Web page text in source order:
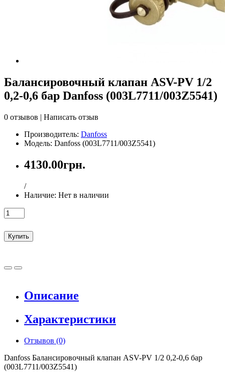
Балансировочный клапан ASV-PV 1/2
0,2-0,6 бар Danfoss (003L7711/003Z5541)
0 отзывов | Написать отзыв
Производитель: Danfoss
Модель: Danfoss (003L7711/003Z5541)
4130.00грн.
/
Наличие: Нет в наличии
Купить
Описание
Характеристики
Отзывов (0)
Danfoss Балансировочный клапан ASV-PV 1/2 0,2-0,6 бар
(003L7711/003Z5541)